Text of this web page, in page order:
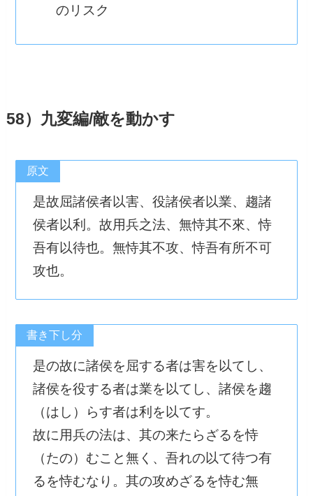
のリスク
58）九変編/敵を動かす
原文
是故屈諸侯者以害、役諸侯者以業、趨諸
侯者以利。故用兵之法、無恃其不來、恃
吾有以待也。無恃其不攻、恃吾有所不可
攻也。
書き下し分
是の故に諸侯を屈する者は害を以てし、
諸侯を役する者は業を以てし、諸侯を趨
（はし）らす者は利を以てす。
故に用兵の法は、其の来たらざるを恃
（たの）むこと無く、吾れの以て待つ有
るを恃むなり。其の攻めざるを恃む無